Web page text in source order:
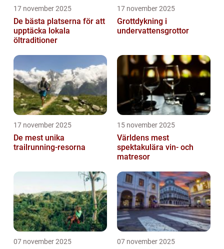
17 november 2025
De bästa platserna för att
upptäcka lokala
öltraditioner
17 november 2025
Grottdykning i
undervattensgrottor
17 november 2025
De mest unika
trailrunning-resorna
15 november 2025
Världens mest
spektakulära vin- och
matresor
07 november 2025 07 november 2025